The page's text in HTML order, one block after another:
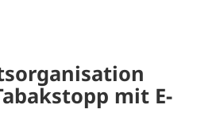
mit E-